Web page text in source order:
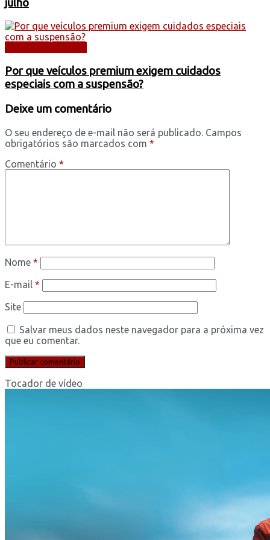
Por que veículos premium exigem cuidados
especiais com a suspensão?
Deixe um comentário
O seu endereço de e-mail não será publicado. Campos
obrigatórios são marcados com *
Comentário *
Nome *
E-mail *
Site
Salvar meus dados neste navegador para a próxima vez
que eu comentar.
Tocador de vídeo